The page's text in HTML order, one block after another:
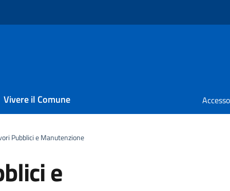
Vivere il Comune
Pubblici e Manutenzione
e